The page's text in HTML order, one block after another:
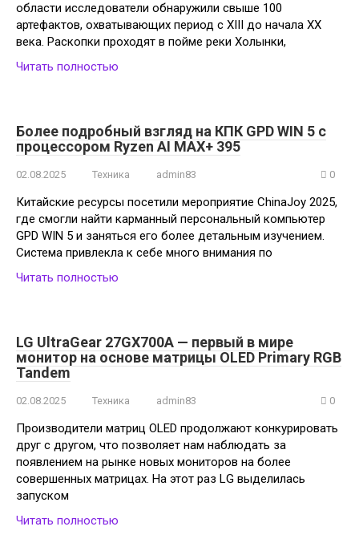
области исследователи обнаружили свыше 100
артефактов, охватывающих период с XIII до начала XX
века. Раскопки проходят в пойме реки Холынки,
Читать полностью
Более подробный взгляд на КПК GPD WIN 5 с
процессором Ryzen AI MAX+ 395
02.08.2025 Техника admin83 0
Китайские ресурсы посетили мероприятие ChinaJoy 2025,
где смогли найти карманный персональный компьютер
GPD WIN 5 и заняться его более детальным изучением.
Система привлекла к себе много внимания по
Читать полностью
LG UltraGear 27GX700A — первый в мире
монитор на основе матрицы OLED Primary RGB
Tandem
02.08.2025 Техника admin83 0
Производители матриц OLED продолжают конкурировать
друг с другом, что позволяет нам наблюдать за
появлением на рынке новых мониторов на более
совершенных матрицах. На этот раз LG выделилась
запуском
Читать полностью